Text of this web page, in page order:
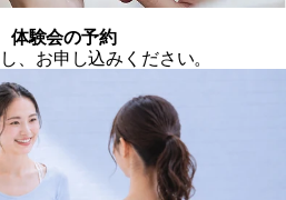
体験会の予約
、お申し込みください。